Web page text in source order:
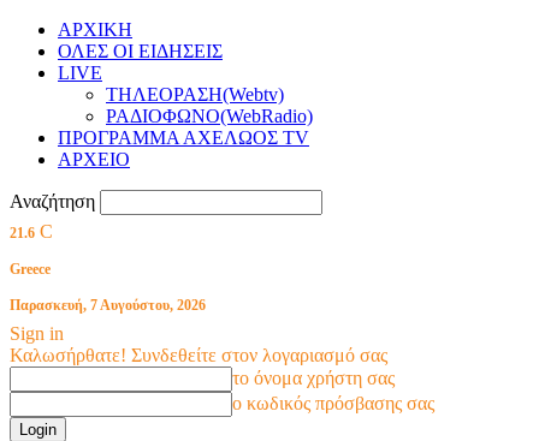
ΑΡΧΙΚΗ
ΟΛΕΣ ΟΙ ΕΙΔΗΣΕΙΣ
LIVE
ΤΗΛΕΟΡΑΣΗ(Webtv)
ΡΑΔΙΟΦΩΝΟ(WebRadio)
ΠΡΟΓΡΑΜΜΑ ΑΧΕΛΩΟΣ TV
ΑΡΧΕΙΟ
Αναζήτηση
21.6 C
Greece
Παρασκευή, 7 Αυγούστου, 2026
Sign in
Καλωσήρθατε! Συνδεθείτε στον λογαριασμό σας
το όνομα χρήστη σας
ο κωδικός πρόσβασης σας